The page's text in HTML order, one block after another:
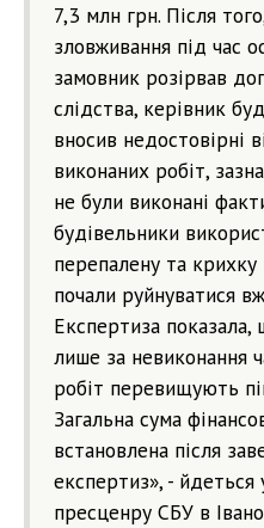
7,3 млн грн. Після
зловживання під час
замовник розірвав
слідства, керівник
вносив недостовірні
виконаних робіт,
не були виконані
будівельники
перепалену та
почали руйнуватися
Експертиза
лише за невиконання
робіт перевищують
Загальна сума
встановлена після
експертиз», - йдеться
пресценру СБУ в